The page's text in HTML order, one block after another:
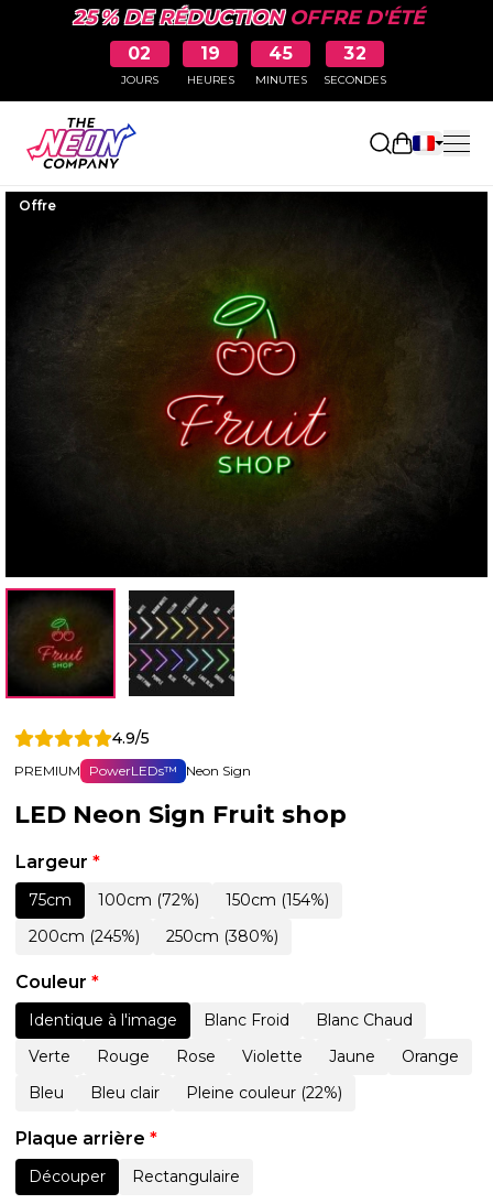
25 % DE RÉDUCTIONOFFRE D'ÉTÉ
02
JOURS
19
HEURES
45
MINUTES
31
SECONDES
Ouvrir le
Offre
4.9/5
PREMIUM PowerLEDs™ Neon Sign
LED Neon Sign Fruit shop
Largeur *
75cm 100cm (72%)
150cm (154%)
200cm (245%)
250cm (380%)
Couleur *
Identique à l'image Blanc Froid
Blanc Chaud
Verte
Rouge Rose Violette Jaune
Orange
Bleu
Bleu clair Pleine couleur (22%)
Plaque arrière *
Découper Rectangulaire